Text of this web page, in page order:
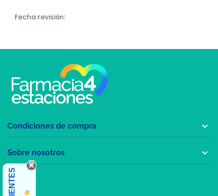
Fecha revisión:
Condiciones de compra 
Sobre nosotros 